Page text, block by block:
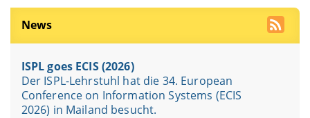
News
ISPL goes ECIS (2026)
Der ISPL-Lehrstuhl hat die 34. European
Conference on Information Systems (ECIS
2026) in Mailand besucht.